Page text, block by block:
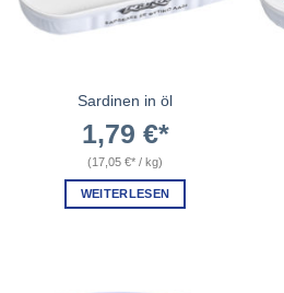
Sardinen in öl
1,79 €
(17,05 € / kg)
WEITERLESEN